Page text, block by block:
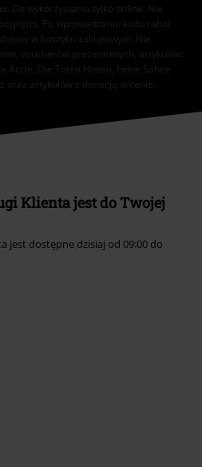
Do wykorzystania tylko online. NIe
Po wprowadzeniu kodu rabat
w koszyku zakupowym. Nie
voucherów prezentowych, artykułów:
Ärzte, Die Toten Hosen, Feine Sahne
oraz artykułów z donacją w cenie.
Klienta jest do Twojej
jest dostępne dzisiaj od 09:00 do